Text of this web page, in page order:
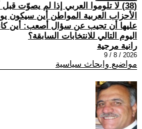
(38) لا تلوموا العربي إذا لم يصوّت
الأحزاب العربية المواطن أين سيكون
عليها أن تجيب عن سؤال أصعب: أين
اليوم التالي للانتخابات السابقة؟
رانية مرجية
2026 / 8 / 9
مواضيع وابحاث سياسية